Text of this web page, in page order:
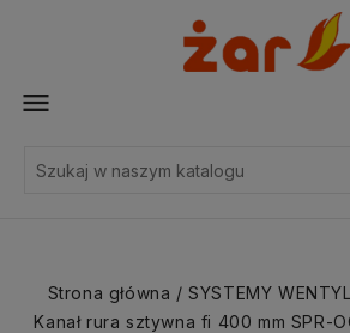

Strona główna SYSTEMY
Kanał rura sztywna fi 400 mm SPR-